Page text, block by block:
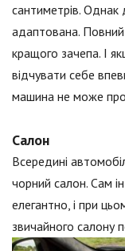
сантиметрів.
адаптована.
кращого зачепа. І
відчувати себе
машина не може
Салон
Всередині
чорний салон. Сам
елегантно, і при
звичайного салону